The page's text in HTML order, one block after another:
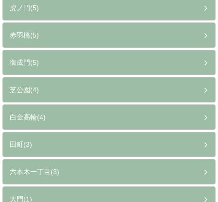
虎ノ門(5)
赤羽橋(5)
御成門(5)
芝公園(4)
白金高輪(4)
田町(3)
六本木一丁目(3)
大門(1)